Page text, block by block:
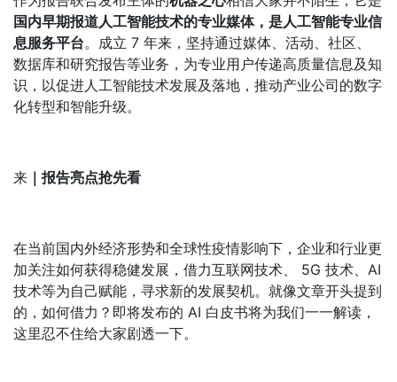
国内早期报道人工智能技术的专业媒体，是人工智能专业信
息服务平台。成立 7 年来，坚持通过媒体、活动、社区、
数据库和研究报告等业务，为专业用户传递高质量信息及知
识，以促进人工智能技术发展及落地，推动产业公司的数字
化转型和智能升级。
来 ｜报告亮点抢先看
在当前国内外经济形势和全球性疫情影响下，企业和行业更
加关注如何获得稳健发展，借力互联网技术、 5G 技术、AI
技术等为自己赋能，寻求新的发展契机。就像文章开头提到
的，如何借力？即将发布的 AI 白皮书将为我们一一解读，
这里忍不住给大家剧透一下。